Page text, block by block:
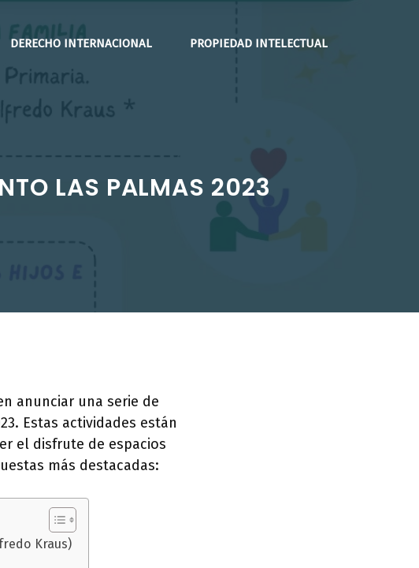
DERECHO INTERNACIONAL PROPIEDAD INTELECTUAL
LAS PALMAS 2023
anunciar una serie de
Estas actividades están
el disfrute de espacios
más destacadas:
Kraus)